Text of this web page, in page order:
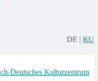
DE | RU